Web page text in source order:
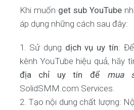
Khi muốn get sub YouTube
áp dụng những cách sau đây:
Sử dụng dịch vụ uy tín:
kênh YouTube hiệu quả, hãy
địa chỉ uy tín để mua
SolidSMM.com Services.
Tạo nội dung chất lượng: